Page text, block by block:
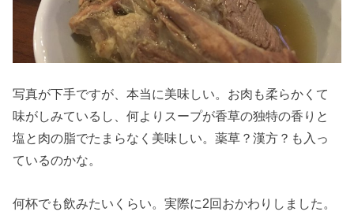
写真が下手ですが、本当に美味しい。お肉も柔らかくて
味がしみているし、何よりスープが香草の独特の香りと
塩と肉の脂でたまらなく美味しい。薬草？漢方？も入っ
ているのかな。
何杯でも飲みたいくらい。実際に2回おかわりしました。